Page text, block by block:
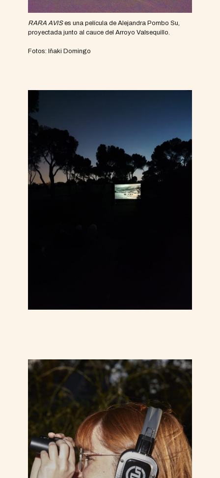
RARA AVISes una película de Alejandra Pombo Su,
proyectada junto al cauce del Arroyo Valsequillo.
Fotos: Iñaki Domingo